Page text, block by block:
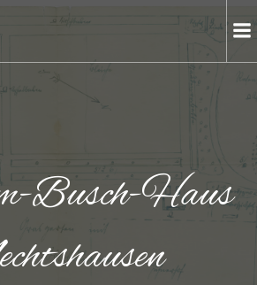
Zum
Busch-Haus